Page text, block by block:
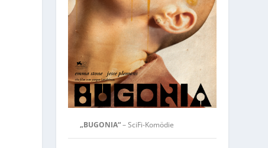
„BUGONIA“– SciFi-Komödie